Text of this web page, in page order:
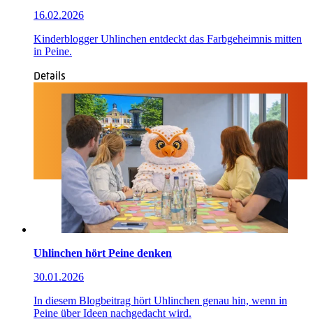
16.02.2026
Kinderblogger Uhlinchen entdeckt das Farbgeheimnis mitten
in Peine.
Details
Uhlinchen hört Peine denken
30.01.2026
In diesem Blogbeitrag hört Uhlinchen genau hin, wenn in
Peine über Ideen nachgedacht wird.